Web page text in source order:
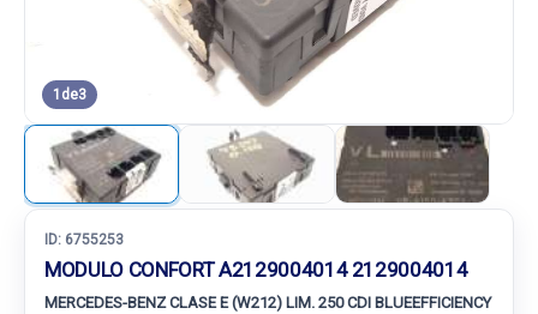
1 de3
ID: 6755253
MODULO CONFORT A2129004014 2129004014
MERCEDES-BENZ CLASE E (W212) LIM. 250 CDI BLUEEFFICIENCY